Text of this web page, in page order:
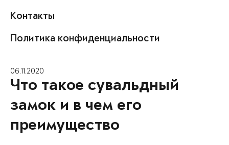
Контакты
Политика конфиденциальности
06.11.2020
Что такое сувальдный
замок и в чем его
преимущество